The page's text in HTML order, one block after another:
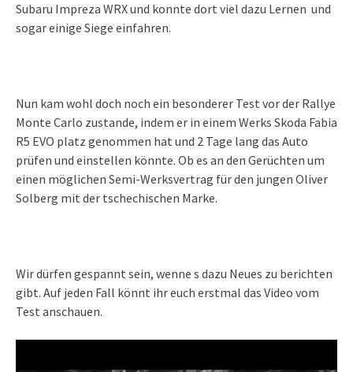
Subaru Impreza WRX und konnte dort viel dazu Lernen und
sogar einige Siege einfahren.
Nun kam wohl doch noch ein besonderer Test vor der Rallye
Monte Carlo zustande, indem er in einem Werks Skoda Fabia
R5 EVO platz genommen hat und 2 Tage lang das Auto
prüfen und einstellen könnte. Ob es an den Gerüchten um
einen möglichen Semi-Werksvertrag für den jungen Oliver
Solberg mit der tschechischen Marke.
Wir dürfen gespannt sein, wenne s dazu Neues zu berichten
gibt. Auf jeden Fall könnt ihr euch erstmal das Video vom
Test anschauen.